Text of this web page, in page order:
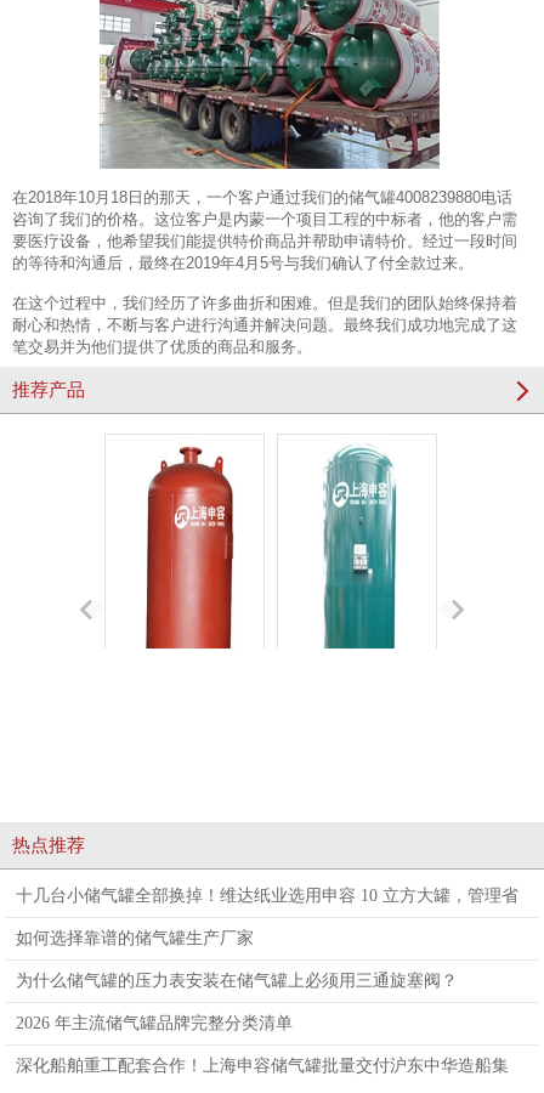
在2018年10月18日的那天，一个客户通过我们的储气罐4008239880电话
咨询了我们的价格。这位客户是内蒙一个项目工程的中标者，他的客户需
要医疗设备，他希望我们能提供特价商品并帮助申请特价。经过一段时间
的等待和沟通后，最终在2019年4月5号与我们确认了付全款过来。
在这个过程中，我们经历了许多曲折和困难。但是我们的团队始终保持着
耐心和热情，不断与客户进行沟通并解决问题。最终我们成功地完成了这
笔交易并为他们提供了优质的商品和服务。
推荐产品
热点推荐
十几台小储气罐全部换掉！维达纸业选用申容 10 立方大罐，管理省
心、安全升级！
如何选择靠谱的储气罐生产厂家
为什么储气罐的压力表安装在储气罐上必须用三通旋塞阀？
2026 年主流储气罐品牌完整分类清单
深化船舶重工配套合作！上海申容储气罐批量交付沪东中华造船集